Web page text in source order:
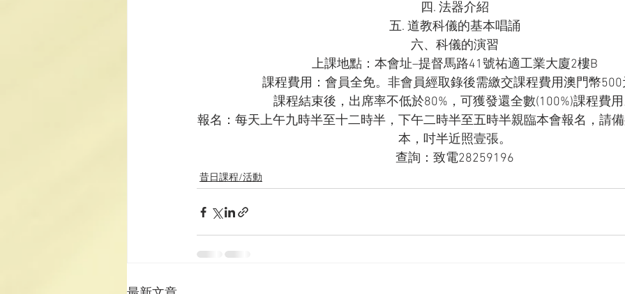
四. 法器介紹
五. 道教科儀的基本唱誦
六、科儀的演習
上課地點：本會址–提督馬路41號祐適工業大廈2樓B
課程費用：會員全免。非會員經取錄後需繳交課程費用澳門幣
課程結束後，出席率不低於80%，可獲發還全數(100%)課程費
報名：每天上午九時半至十二時半，下午二時半至五時半親臨本會報名，請
本，吋半近照壹張。
查詢：致電28259196
昔日課程/活動